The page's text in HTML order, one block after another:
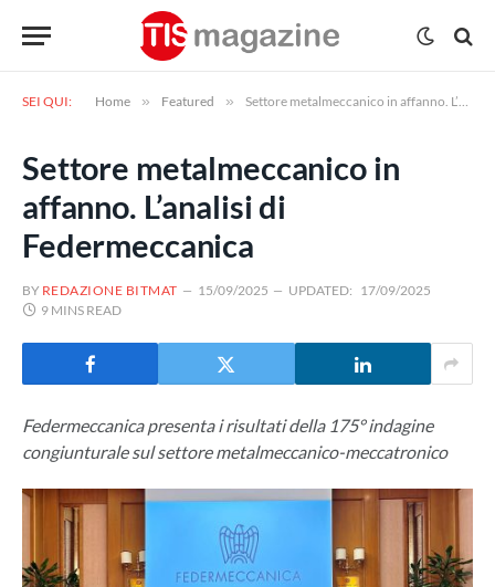
SEI QUI: Home » Featured » Settore metalmeccanico in affanno. L’analisi di Federmeccanica
Settore metalmeccanico in
affanno. L’analisi di
Federmeccanica
BY REDAZIONE BITMAT 15/09/2025 UPDATED: 17/09/2025
9 MINS READ
Federmeccanica presenta i risultati della 175° indagine
congiunturale sul settore metalmeccanico-meccatronico